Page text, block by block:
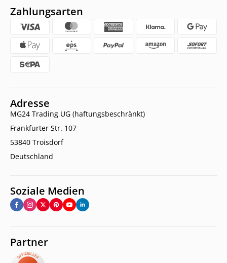
Zahlungsarten
Adresse
MG24 Trading UG (haftungsbeschränkt)
Frankfurter Str. 107
53840 Troisdorf
Deutschland
Soziale Medien
Partner